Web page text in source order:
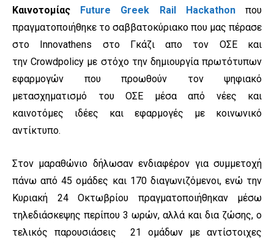
Καινοτομίας
Future Greek Rail Hackathonπου
πραγματοποιήθηκε το σαββατοκύριακο που μας πέρασε
στο Innovathens στο Γκάζι απο τον ΟΣΕ και
την Crowdpolicy με στόχο την δημιουργία πρωτότυπων
εφαρμογών που προωθούν τον ψηφιακό
μετασχηματισμό του ΟΣΕ μέσα από νέες και
καινοτόμες ιδέες και εφαρμογές με κοινωνικό
αντίκτυπο.
Στον μαραθώνιο δήλωσαν ενδιαφέρον για συμμετοχή
πάνω από 45 ομάδες και 170 διαγωνιζόμενοι, ενώ την
Κυριακή 24 Οκτωβρίου πραγματοποιήθηκαν μέσω
τηλεδιάσκεψης περίπου 3 ωρών, αλλά και δια ζώσης, ο
τελικός παρουσιάσεις 21 ομάδων με αντίστοιχες